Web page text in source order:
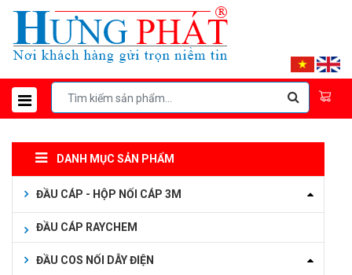
DANH MỤC SẢN PHẨM
ĐẦU CÁP - HỘP NỐI CÁP 3M
ĐẦU CÁP RAYCHEM
ĐẦU COS NỐI DÂY ĐIỆN